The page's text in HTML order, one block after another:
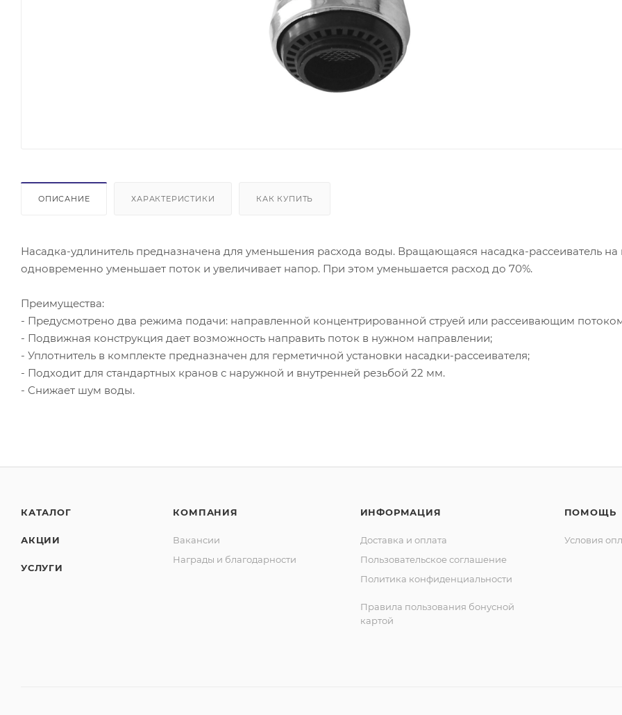
ОПИСАНИЕ ХАРАКТЕРИСТИКИ КАК КУПИТЬ
Насадка-удлинитель предназначена для уменьшения расхода воды. Вращающаяся насадка-рассеиватель на
одновременно уменьшает поток и увеличивает напор. При этом уменьшается расход до 70%.
Преимущества:
- Предусмотрено два режима подачи: направленной концентрированной струей или рассеивающим
- Подвижная конструкция дает возможность направить поток в нужном направлении;
- Уплотнитель в комплекте предназначен для герметичной установки насадки-рассеивателя;
- Подходит для стандартных кранов с наружной и внутренней резьбой 22 мм.
- Снижает шум воды.
КАТАЛОГ
АКЦИИ
УСЛУГИ
КОМПАНИЯ
Вакансии
Награды и благодарности
ИНФОРМАЦИЯ
Доставка и оплата
Пользовательское соглашение
Политика конфиденциальности
Правила пользования бонусной
картой
ПОМОЩЬ
Условия